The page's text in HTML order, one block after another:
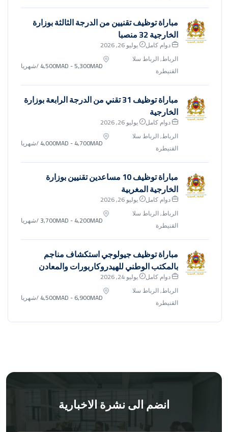
مباراة توظيف تقنيين من الدرجة الثالثة بوزارة
الخارجية 32 منصبا
دوام كامل
يوليو 26, 2026
الرباط, الرباط سلا
القنيطرة
4,500MAD - 5,300MAD/شهريا
مباراة توظيف 31 تقني من الدرجة الرابعة بوزارة
الخارجية
دوام كامل
يوليو 26, 2026
الرباط, الرباط سلا
القنيطرة
4,000MAD - 4,700MAD/شهريا
مباراة توظيف 10 مساعدين تقنيين بوزارة
الخارجية المغربية
دوام كامل
يوليو 26, 2026
الرباط, الرباط سلا
القنيطرة
3,700MAD - 4,200MAD/شهريا
مباراة توظيف جيولوجي استكشاف مناجم
بالمكتب الوطني للهيدروكاربورات والمعادن
دوام كامل
يوليو 24, 2026
الرباط, الرباط سلا
القنيطرة
4,500MAD - 6,900MAD/شهريا
انضم الى نشرة الاخبارية